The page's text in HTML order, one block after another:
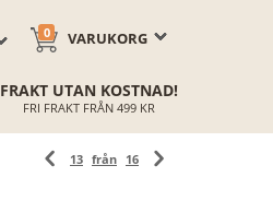
VARUKORG
0
FRAKT UTAN KOSTNAD!
FRI FRAKT FRÅN 499 KR
13 från 16